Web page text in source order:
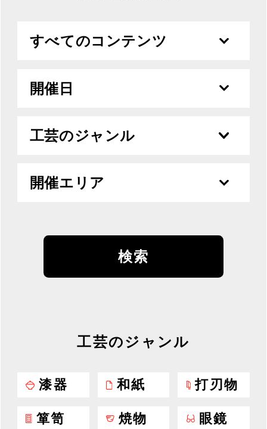
すべてのコンテンツ
開催日
工芸のジャンル
開催エリア
工芸のジャンル
漆器 和紙 打刃物
箪笥 焼物 眼鏡